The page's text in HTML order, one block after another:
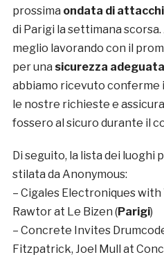
prossima ondata di
di Parigi la settimana
meglio lavorando con il
per una sicurezza adeguata
abbiamo ricevuto conferme
le nostre richieste e
fossero al sicuro durante il
Di seguito, la lista dei luoghi
stilata da Anonymous:
– Cigales Electroniques with
Rawtor at Le Bizen (Parigi)
– Concrete Invites
Fitzpatrick, Joel Mull at